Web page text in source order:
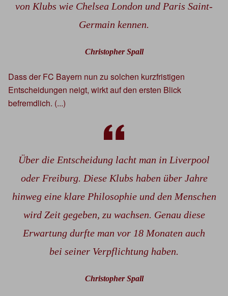
von Klubs wie Chelsea London und Paris Saint-
Germain kennen.
Christopher Spall
Dass der FC Bayern nun zu solchen kurzfristigen
Entscheidungen neigt, wirkt auf den ersten Blick
befremdlich. (...)
Über die Entscheidung lacht man in Liverpool
oder Freiburg. Diese Klubs haben über Jahre
hinweg eine klare Philosophie und den Menschen
wird Zeit gegeben, zu wachsen. Genau diese
Erwartung durfte man vor 18 Monaten auch
bei seiner Verpflichtung haben.
Christopher Spall